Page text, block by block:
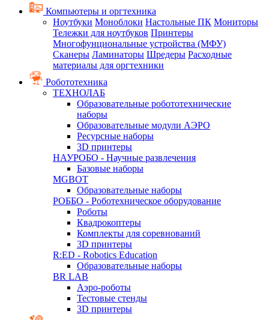
Компьютеры и оргтехника
Ноутбуки Моноблоки Настольные ПК Мониторы
Тележки для ноутбуков Принтеры
Многофунциональные устройства (МФУ)
Сканеры Ламинаторы Шредеры Расходные
материалы для оргтехники
Робототехника
ТЕХНОЛАБ
Образовательные робототехнические
наборы
Образовательные модули АЭРО
Ресурсные наборы
3D принтеры
НАУРОБО - Научные развлечения
Базовые наборы
MGBOT
Образовательные наборы
РОББО - Роботехническое оборудование
Роботы
Квадрокоптеры
Комплекты для соревнований
3D принтеры
R:ED - Robotics Education
Образовательные наборы
BR LAB
Аэро-роботы
Тестовые стенды
3D принтеры